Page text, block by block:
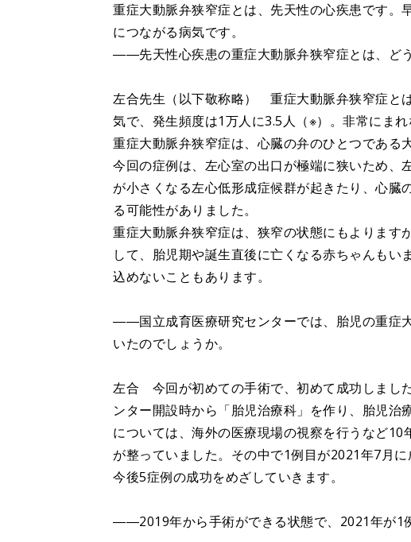
重症大動脈弁狭窄症とは、先天性の心疾患です。
につながる病気です。
――先天性心疾患の重症大動脈弁狭窄症とは、どう
左合先生（以下敬称略） 重症大動脈弁狭窄症と
気で、発生頻度は1万人に3.5人（※）。非常にまれ
重症大動脈弁狭窄症は、心臓の弁のひとつである
今回の症例は、左心室の出口が極端に狭いため、
が小さくなる左心低形成症候群が起きたり、心臓
る可能性がありました。
重症大動脈弁狭窄症は、狭窄の状態にもよります
して、胎児期や誕生直後に亡くなる赤ちゃんも
込めないこともあります。
――国立成育医療研究センターでは、胎児の重症
いたのでしょうか。
左合 今回が初めての手術で、初めて成功しまし
ンター開設時から「胎児治療科」を作り、胎児
については、海外の医療現場の視察を行うなど
が整っていました。その中で1例目が2021年7月に
今後5症例の成功をめざしていきます。
――2019年から手術ができる状態で、2021年が1